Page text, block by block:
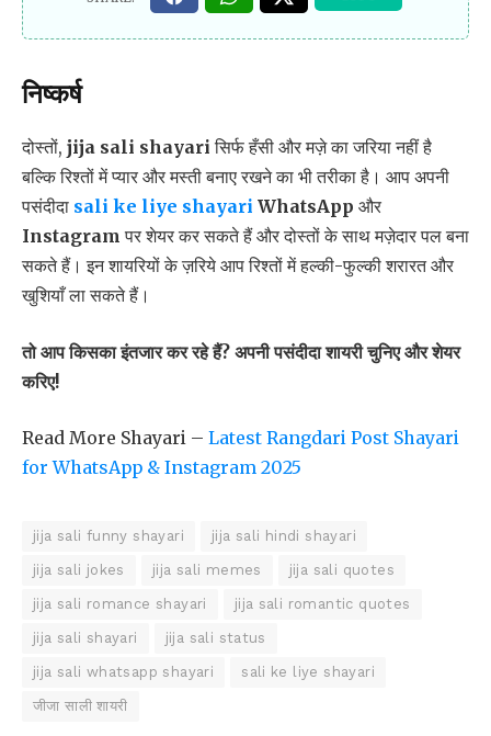
निष्कर्ष
दोस्तों, jija sali shayari सिर्फ हँसी और मज़े का जरिया नहीं है
बल्कि रिश्तों में प्यार और मस्ती बनाए रखने का भी तरीका है। आप अपनी
पसंदीदा sali ke liye shayari WhatsApp और
Instagram पर शेयर कर सकते हैं और दोस्तों के साथ मज़ेदार पल बना
सकते हैं। इन शायरियों के ज़रिये आप रिश्तों में हल्की-फुल्की शरारत और
खुशियाँ ला सकते हैं।
तो आप किसका इंतजार कर रहे हैं? अपनी पसंदीदा शायरी चुनिए और शेयर
करिए!
Read More Shayari – Latest Rangdari Post Shayari
for WhatsApp & Instagram 2025
jija sali funny shayari jija sali hindi shayari
jija sali jokes jija sali memes jija sali quotes
jija sali romance shayari jija sali romantic quotes
jija sali shayari jija sali status
jija sali whatsapp shayari sali ke liye shayari
जीजा साली शायरी